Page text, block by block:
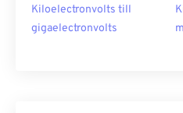
Kiloelectronvolts till
gigaelectronvolts